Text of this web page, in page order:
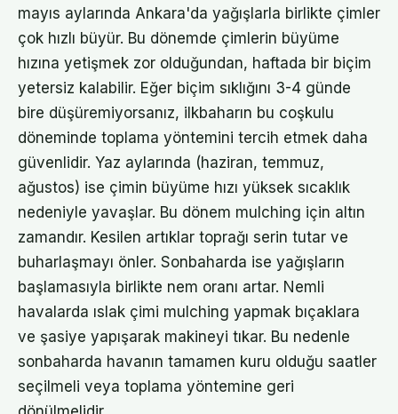
mayıs aylarında Ankara'da yağışlarla birlikte çimler
çok hızlı büyür. Bu dönemde çimlerin büyüme
hızına yetişmek zor olduğundan, haftada bir biçim
yetersiz kalabilir. Eğer biçim sıklığını 3-4 günde
bire düşüremiyorsanız, ilkbaharın bu coşkulu
döneminde toplama yöntemini tercih etmek daha
güvenlidir. Yaz aylarında (haziran, temmuz,
ağustos) ise çimin büyüme hızı yüksek sıcaklık
nedeniyle yavaşlar. Bu dönem mulching için altın
zamandır. Kesilen artıklar toprağı serin tutar ve
buharlaşmayı önler. Sonbaharda ise yağışların
başlamasıyla birlikte nem oranı artar. Nemli
havalarda ıslak çimi mulching yapmak bıçaklara
ve şasiye yapışarak makineyi tıkar. Bu nedenle
sonbaharda havanın tamamen kuru olduğu saatler
seçilmeli veya toplama yöntemine geri